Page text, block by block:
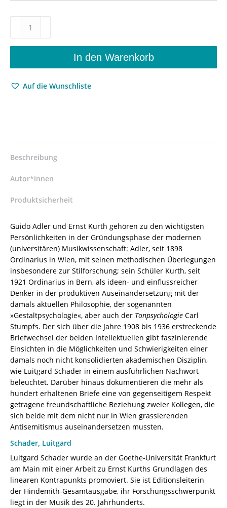
Briefwechsel
(Hrsg.)
ISBN
/
8438-
6
/
8260-
[Digital]
Menge
In den Warenkorb
Auf die Wunschliste
Beschreibung
Autor*innen
Produktsicherheit
Guido Adler und Ernst Kurth gehören zu den wichtigsten
Persönlichkeiten in der Gründungsphase der modernen
(universitären) Musikwissenschaft: Adler, seit 1898
Ordinarius in Wien, mit seinen methodischen Überlegungen
insbesondere zur Stilforschung; sein Schüler Kurth, seit
1921 Ordinarius in Bern, als ideen- und einflussreicher
Denker in der produktiven Auseinandersetzung mit der
damals aktuellen Philosophie, der sogenannten
»Gestaltpsychologie«, aber auch der Tonpsychologie Carl
Stumpfs. Der sich über die Jahre 1908 bis 1936 erstreckende
Briefwechsel der beiden Intellektuellen gibt faszinierende
Einsichten in die Möglichkeiten und Schwierigkeiten einer
damals noch nicht konsolidierten akademischen Disziplin,
wie Luitgard Schader in einem ausführlichen Nachwort
beleuchtet. Darüber hinaus dokumentieren die mehr als
hundert erhaltenen Briefe eine von gegenseitigem Respekt
getragene freundschaftliche Beziehung zweier Kollegen, die
sich beide mit dem nicht nur in Wien grassierenden
Antisemitismus auseinandersetzen mussten.
Schader, Luitgard
Luitgard Schader wurde an der Goethe-Universität Frankfurt
am Main mit einer Arbeit zu Ernst Kurths Grundlagen des
linearen Kontrapunkts promoviert. Sie ist Editionsleiterin
der Hindemith-Gesamtausgabe, ihr Forschungsschwerpunkt
liegt in der Musik des 20. Jahrhunderts.